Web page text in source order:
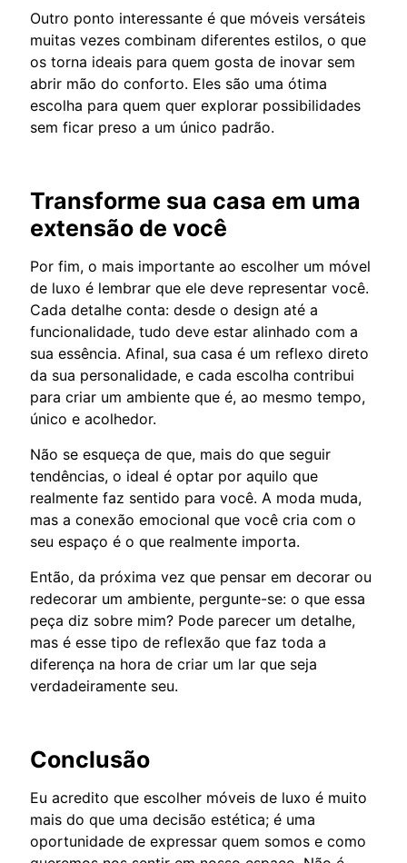
Outro ponto interessante é que móveis versáteis
muitas vezes combinam diferentes estilos, o que
os torna ideais para quem gosta de inovar sem
abrir mão do conforto. Eles são uma ótima
escolha para quem quer explorar possibilidades
sem ficar preso a um único padrão.
Transforme sua casa em uma
extensão de você
Por fim, o mais importante ao escolher um móvel
de luxo é lembrar que ele deve representar você.
Cada detalhe conta: desde o design até a
funcionalidade, tudo deve estar alinhado com a
sua essência. Afinal, sua casa é um reflexo direto
da sua personalidade, e cada escolha contribui
para criar um ambiente que é, ao mesmo tempo,
único e acolhedor.
Não se esqueça de que, mais do que seguir
tendências, o ideal é optar por aquilo que
realmente faz sentido para você. A moda muda,
mas a conexão emocional que você cria com o
seu espaço é o que realmente importa.
Então, da próxima vez que pensar em decorar ou
redecorar um ambiente, pergunte-se: o que essa
peça diz sobre mim? Pode parecer um detalhe,
mas é esse tipo de reflexão que faz toda a
diferença na hora de criar um lar que seja
verdadeiramente seu.
Conclusão
Eu acredito que escolher móveis de luxo é muito
mais do que uma decisão estética; é uma
oportunidade de expressar quem somos e como